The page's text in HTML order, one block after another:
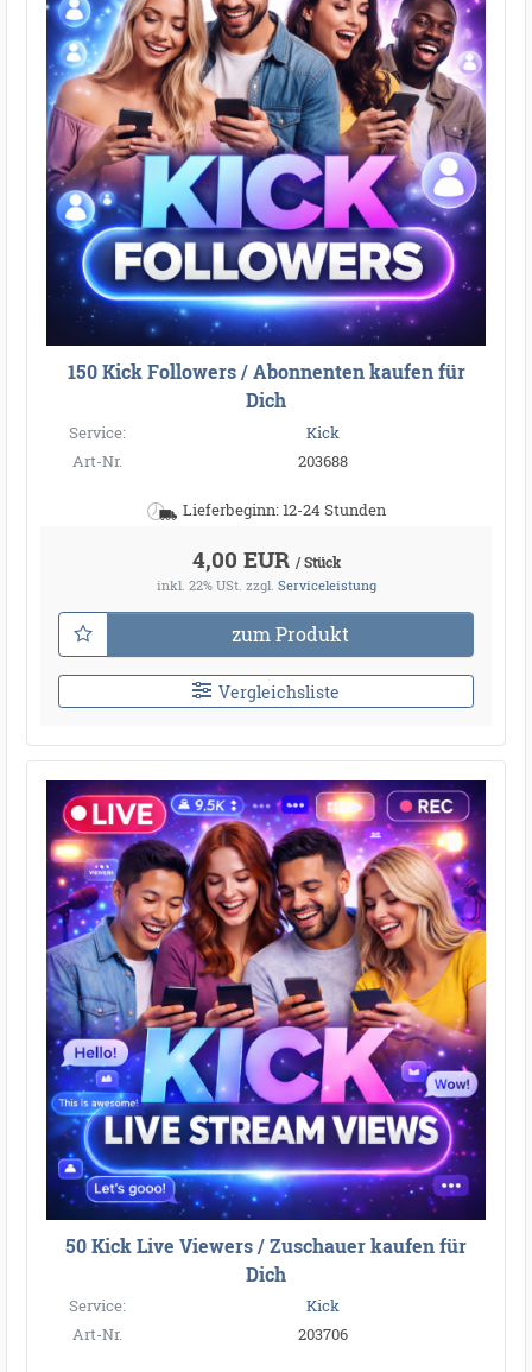
150 Kick Followers / Abonnenten kaufen für
Dich
Service:
Kick
Art-Nr.
203688
Lieferbeginn: 12-24 Stunden
4,00 EUR / Stück
inkl. 22% USt. zzgl. Serviceleistung
zum Produkt
Vergleichsliste
50 Kick Live Viewers / Zuschauer kaufen für
Dich
Service:
Kick
Art-Nr.
203706